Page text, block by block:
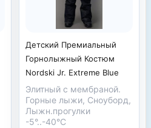
Детский Премиальный
Горнолыжный Костюм
Nordski Jr. Extreme Blue
Элитный с мембраной.
Горные лыжи, Сноуборд,
Лыжн.прогулки
-5°..-40°С